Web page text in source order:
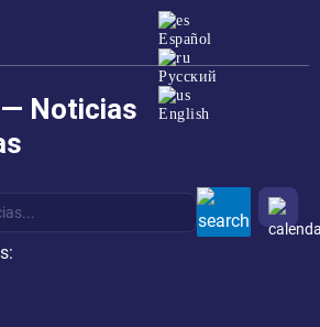
Español
Русский
English
— Noticias